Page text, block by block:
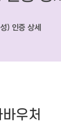
) 인증 상세
우처